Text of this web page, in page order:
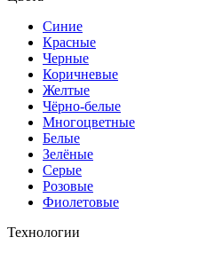
Синие
Красные
Черные
Коричневые
Желтые
Чёрно-белые
Многоцветные
Белые
Зелёные
Серые
Розовые
Фиолетовые
Технологии